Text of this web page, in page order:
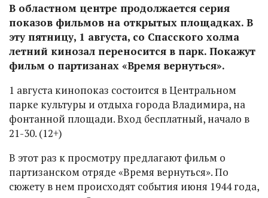
В областном центре продолжается серия
показов фильмов на открытых площадках. В
эту пятницу, 1 августа, со Спасского холма
летний кинозал переносится в парк. Покажут
фильм о партизанах «Время вернуться».
1 августа кинопоказ состоится в Центральном
парке культуры и отдыха города Владимира, на
фонтанной площади. Вход бесплатный, начало в
21-30. (12+)
В этот раз к просмотру предлагают фильм о
партизанском отряде «Время вернуться». По
сюжету в нем происходят события июня 1944 года,